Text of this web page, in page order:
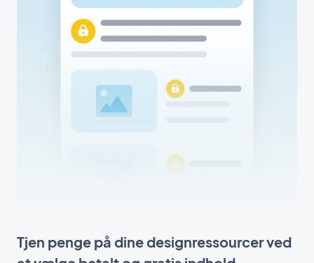
Tjen penge på dine designressourcer ved